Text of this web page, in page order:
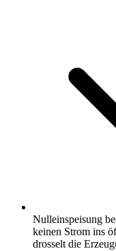
Nulleinspeisung
keinen Strom ins
drosselt die